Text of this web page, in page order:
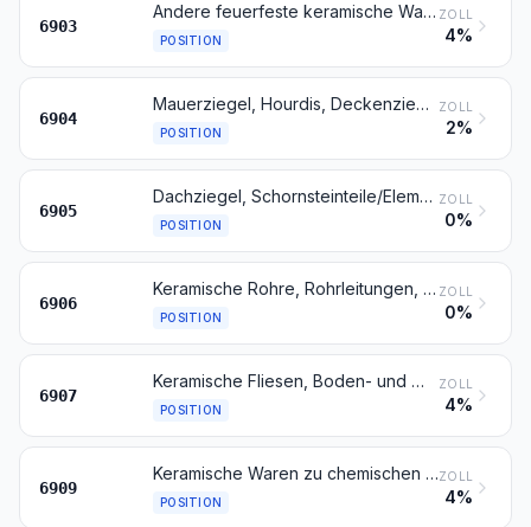
6903
Andere feuerfeste keramische Waren (z. B. Retorten, Schmelztiegel, Muffeln, Ausgüsse, Stopfen, Stützen, Kapellen, Rohre, Schutzrohre, Stäbe und Schieber), ausgenommen Waren aus kieselsäurehaltigen fossilen Mehlen oder aus ähnlichen kieselsäurehaltigen Erden
POSITION
ZOLL
4%
6904
Mauerziegel, Hourdis, Deckenziegel und dergleichen, aus keramischen Stoffen
POSITION
ZOLL
2%
6905
Dachziegel, Schornsteinteile/Elemente für Rauchfänge, Rauchleitungen, Bauzierrate und andere Baukeramik
POSITION
ZOLL
0%
6906
Keramische Rohre, Rohrleitungen, Rinnen, Rohrformstücke, Rohrverschlussstücke und Rohrverbindungsstücke
POSITION
ZOLL
0%
6907
Keramische Fliesen, Boden- und Wandplatten; keramische Steinchen, Mosaiksteine und ähnliche Waren auch auf Unterlage; fertige Formstücke
POSITION
ZOLL
4%
6909
Keramische Waren zu chemischen und anderen technischen Zwecken; keramische Tröge, Wannen und ähnliche Behältnisse für die Landwirtschaft; keramische Krüge und ähnliche Behältnisse zu Transport- oder Verpackungszwecken
POSITION
ZOLL
4%